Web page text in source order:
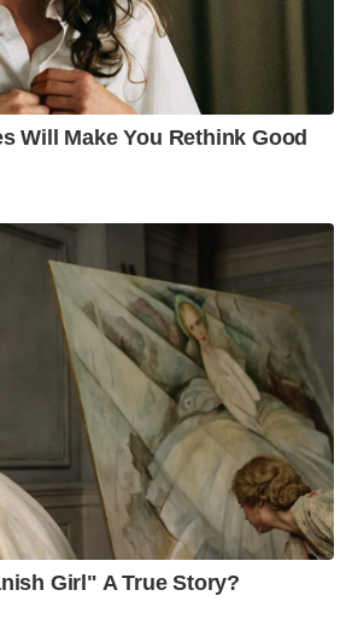
Will Make You Rethink Good
Girl" A True Story?